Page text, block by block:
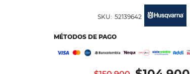
SKU: 52139642
MÉTODOS DE PAGO